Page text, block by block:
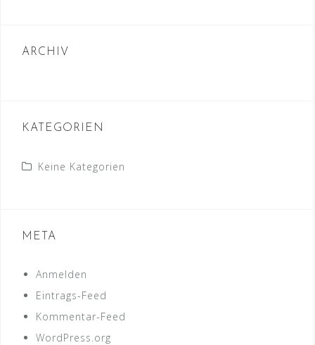
ARCHIV
KATEGORIEN
Keine Kategorien
META
Anmelden
Eintrags-Feed
Kommentar-Feed
WordPress.org